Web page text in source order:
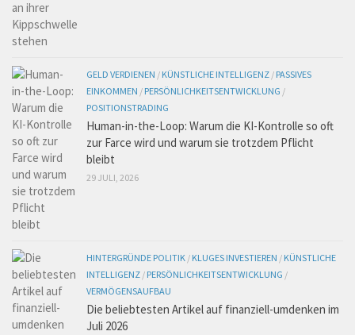
GELD VERDIENEN / KÜNSTLICHE INTELLIGENZ / PASSIVES
EINKOMMEN / PERSÖNLICHKEITSENTWICKLUNG /
POSITIONSTRADING
Human-in-the-Loop: Warum die KI-Kontrolle so oft
zur Farce wird und warum sie trotzdem Pflicht
bleibt
29 JULI, 2026
HINTERGRÜNDE POLITIK / KLUGES INVESTIEREN / KÜNSTLICHE
INTELLIGENZ / PERSÖNLICHKEITSENTWICKLUNG /
VERMÖGENSAUFBAU
Die beliebtesten Artikel auf finanziell-umdenken im
Juli 2026